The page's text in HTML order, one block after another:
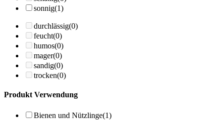
sonnig(1)
durchlässig(0)
feucht(0)
humos(0)
mager(0)
sandig(0)
trocken(0)
Produkt Verwendung
Bienen und Nützlinge(1)